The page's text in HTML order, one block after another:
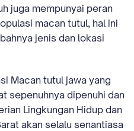
juga mempunyai peran
macan tutul, hal ini
jenis dan lokasi
Macan tutul jawa yang
sepenuhnya dipenuhi dan
Lingkungan Hidup dan
akan selalu senantiasa